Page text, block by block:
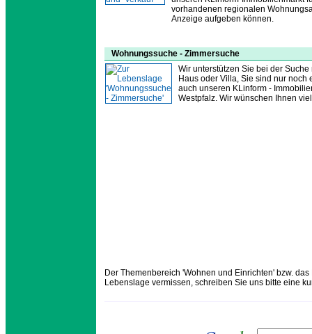
vorhandenen regionalen
Anzeige aufgeben können.
Wohnungssuche - Zimmersuche
Wir unterstützen Sie bei der
Haus oder Villa, Sie sind nur noch
auch unseren KLinform -
Westpfalz. Wir wünschen Ihnen
Der Themenbereich 'Wohnen und Einrichten' bzw.
Lebenslage vermissen, schreiben Sie uns bitte eine